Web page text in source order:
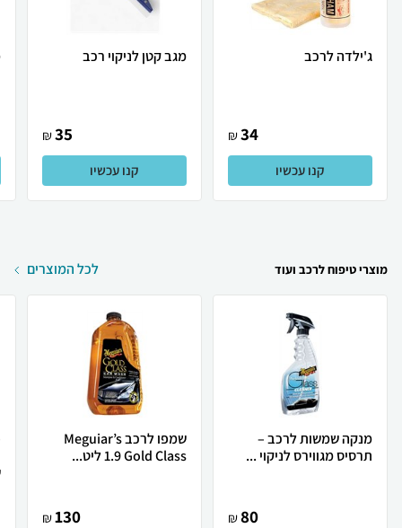
ג'ילדה לרכב
34
₪
קנו עכשיו
מגב קטן לניקוי רכב
35
₪
קנו עכשיו
מוצרי טיפוח לרכב ועוד לכל המוצרים
מנקה שמשות לרכב –
תרסיס מגווירס לניקוי ...
80
₪
שמפו לרכב Meguiar’s
Gold Class ‏1.9 ליט...
130
₪